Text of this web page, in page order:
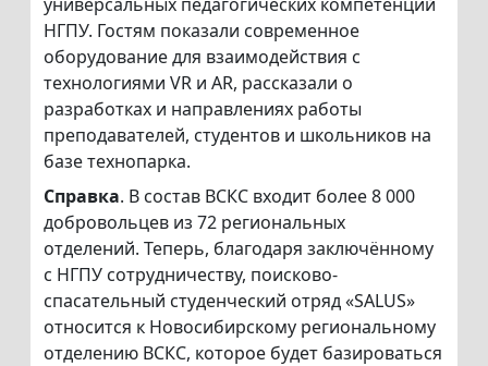
НГПУ. Гостям показали современное
оборудование для взаимодействия с
технологиями VR и AR, рассказали о
разработках и направлениях работы
преподавателей, студентов и школьников на
базе технопарка.
Справка. В состав ВСКС входит более 8 000
добровольцев из 72 региональных
отделений. Теперь, благодаря заключённому
с НГПУ сотрудничеству, поисково-
спасательный студенческий отряд «SALUS»
относится к Новосибирскому региональному
отделению ВСКС, которое будет базироваться